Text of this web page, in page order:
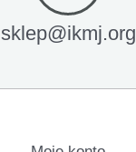
sklep@ikmj.org